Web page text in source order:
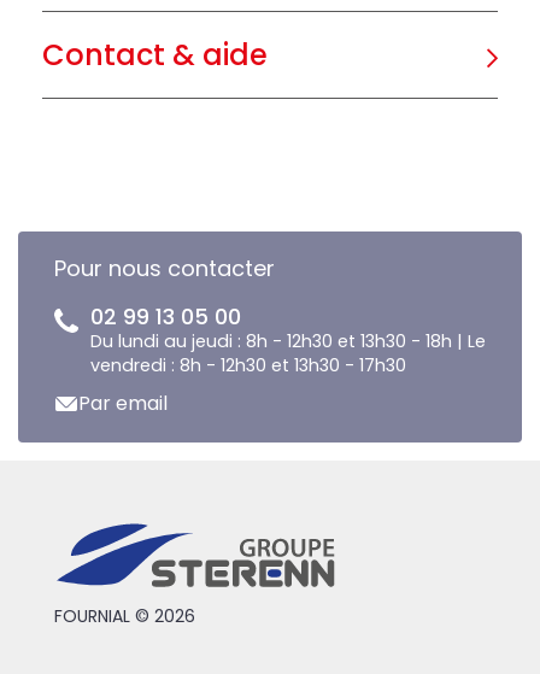
Contact & aide
Pour nous contacter
02 99 13 05 00
Du lundi au jeudi : 8h - 12h30 et 13h30 - 18h | Le
vendredi : 8h - 12h30 et 13h30 - 17h30
Par email
FOURNIAL © 2026